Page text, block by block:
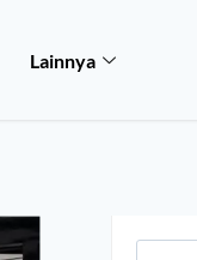
Lainnya